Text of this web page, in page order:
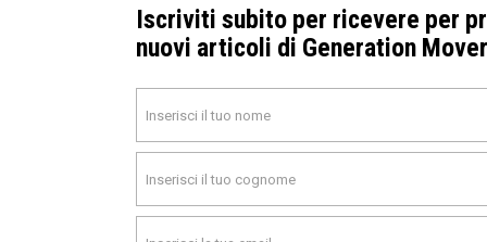
Novembre 2023
Iscriviti subito per ricevere per
nuovi articoli di Generation